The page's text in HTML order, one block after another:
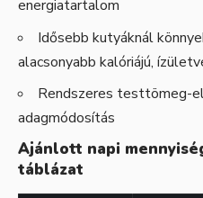
energiatartalom
Idősebb kutyáknál
alacsonyabb kalóriájú,
Rendszeres testtömeg-
adagmódosítás
Ajánlott napi
táblázat